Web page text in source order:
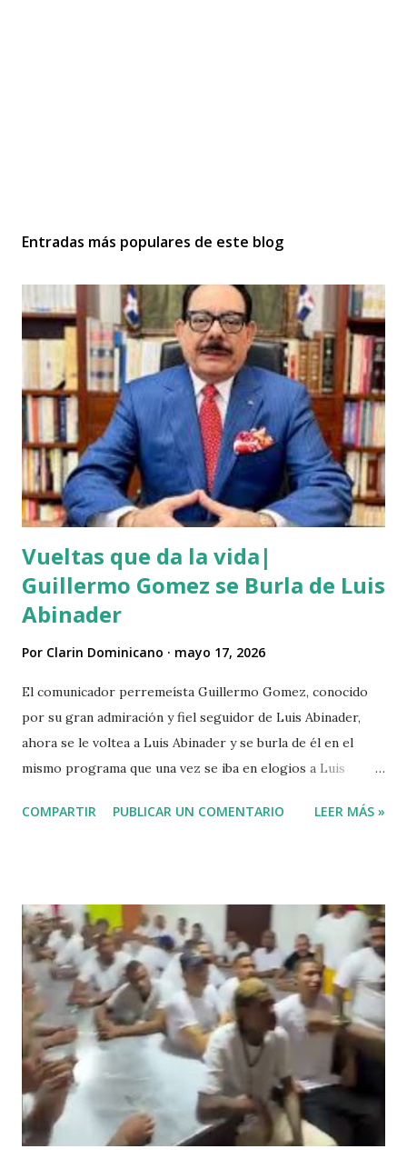
Entradas más populares de este blog
Vueltas que da la vida|
Guillermo Gomez se Burla de Luis
Abinader
Por Clarin Dominicano mayo 17, 2026
El comunicador perremeísta Guillermo Gomez, conocido
por su gran admiración y fiel seguidor de Luis Abinader,
ahora se le voltea a Luis Abinader y se burla de él en el
mismo programa que una vez se iba en elogios a Luis
COMPARTIR PUBLICAR UN COMENTARIO LEER MÁS »